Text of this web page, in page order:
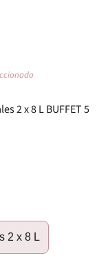
2 x 8 L BUFFET 5
2 x 8 L